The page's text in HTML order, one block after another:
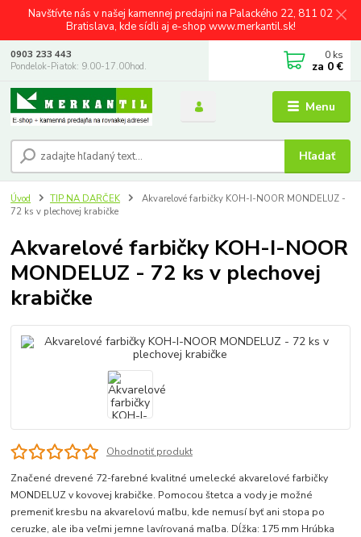
Navštívte nás v našej kamennej predajni na Palackého 22, 811 02
Bratislava, kde sídli aj e-shop www.merkantil.sk!
Menu
Hľadať
0903 233 443
Pondelok-Piatok: 9.00-17.00hod.
0 ks
za 0 €
Úvod TIP NA DARČEK
Akvarelové farbičky KOH-I-NOOR MONDELUZ -
72 ks v plechovej krabičke
Akvarelové farbičky KOH-I-NOOR
MONDELUZ - 72 ks v plechovej
krabičke
Ohodnotiť produkt
Značené drevené 72-farebné kvalitné umelecké akvarelové farbičky
MONDELUZ v kovovej krabičke. Pomocou štetca a vody je možné
premeniť kresbu na akvarelovú maľbu, kde nemusí byť ani stopa po
ceruzke, ale iba veľmi jemne lavírovaná maľba. Dĺžka: 175 mm Hrúbka